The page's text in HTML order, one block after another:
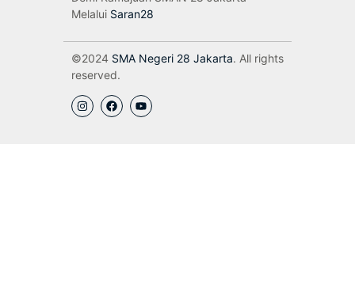
Melalui Saran28
©2024 SMA Negeri 28 Jakarta. All rights
reserved.